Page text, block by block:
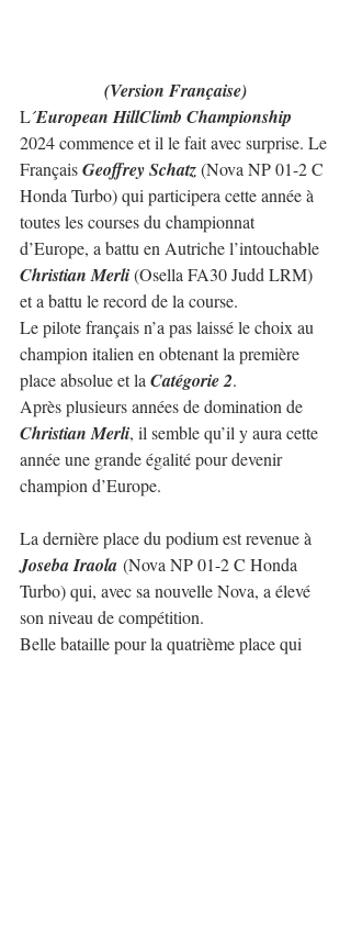
(Version Française)
L´European HillClimb Championship
2024 commence et il le fait avec surprise. Le
Français Geoffrey Schatz (Nova NP 01-2 C
Honda Turbo) qui participera cette année à
toutes les courses du championnat
d’Europe, a battu en Autriche l’intouchable
Christian Merli (Osella FA30 Judd LRM)
et a battu le record de la course.
Le pilote français n’a pas laissé le choix au
champion italien en obtenant la première
place absolue et la Catégorie 2.
Après plusieurs années de domination de
Christian Merli, il semble qu’il y aura cette
année une grande égalité pour devenir
champion d’Europe.
La dernière place du podium est revenue à
Joseba Iraola (Nova NP 01-2 C Honda
Turbo) qui, avec sa nouvelle Nova, a élevé
son niveau de compétition.
Belle bataille pour la quatrième place qui